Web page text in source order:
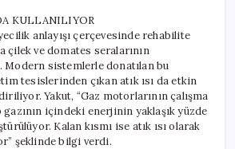
KULLANILIYOR
anlayışı çerçevesinde rehabilite
çilek ve domates seralarının
Modern sistemlerle donatılan bu
tesislerinden çıkan atık ısı da etkin
Yakut, “Gaz motorlarının çalışma
içindeki enerjinin yaklaşık yüzde
Kalan kısmı ise atık ısı olarak
şeklinde bilgi verdi.